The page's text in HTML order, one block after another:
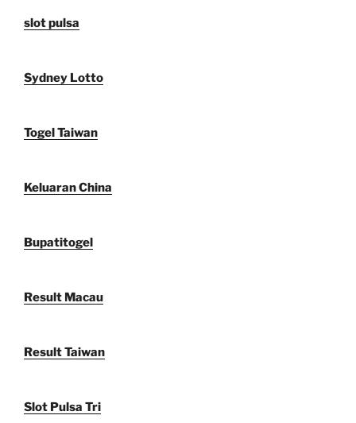
slot pulsa
Sydney Lotto
Togel Taiwan
Keluaran China
Bupatitogel
Result Macau
Result Taiwan
Slot Pulsa Tri